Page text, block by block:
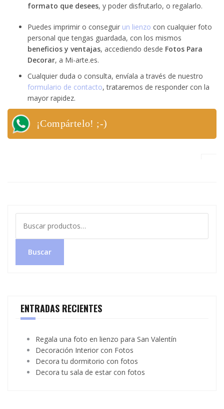
formato que desees, y poder disfrutarlo, o regalarlo.
Puedes imprimir o conseguir un lienzo con cualquier foto
personal que tengas guardada, con los mismos
beneficios y ventajas, accediendo desde Fotos Para
Decorar, a Mi-arte.es.
Cualquier duda o consulta, envíala a través de nuestro
formulario de contacto, trataremos de responder con la
mayor rapidez.
¡Compártelo! ;-)
por:
Buscar
ENTRADAS RECIENTES
Regala una foto en lienzo para San Valentín
Decoración Interior con Fotos
Decora tu dormitorio con fotos
Decora tu sala de estar con fotos